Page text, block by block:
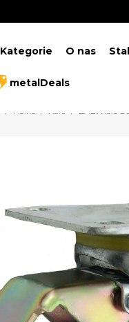
Kategorie O nas
metalDeals